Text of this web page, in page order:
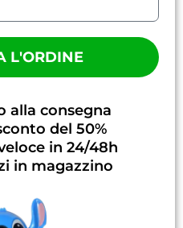
L'ORDINE
alla consegna
del 50%
in 24/48h
in magazzino